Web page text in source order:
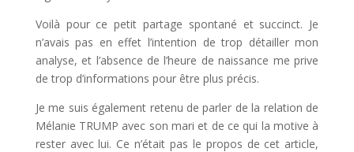
Voilà pour ce petit partage spontané et succinct. Je
n’avais pas en effet l’intention de trop détailler mon
analyse, et l’absence de l’heure de naissance me prive
de trop d’informations pour être plus précis.
Je me suis également retenu de parler de la relation de
Mélanie TRUMP avec son mari et de ce qui la motive à
rester avec lui. Ce n’était pas le propos de cet article,